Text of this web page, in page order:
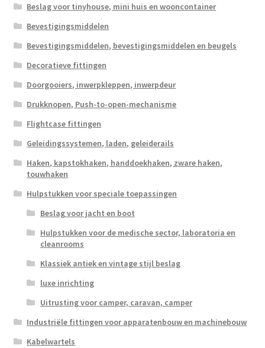
Beslag voor tinyhouse, mini huis en wooncontainer
Bevestigingsmiddelen
Bevestigingsmiddelen, bevestigingsmiddelen en beugels
Decoratieve fittingen
Doorgooiers, inwerpkleppen, inwerpdeur
Drukknopen, Push-to-open-mechanisme
Flightcase fittingen
Geleidingssystemen, laden, geleiderails
Haken, kapstokhaken, handdoekhaken, zware haken,
touwhaken
Hulpstukken voor speciale toepassingen
Beslag voor jacht en boot
Hulpstukken voor de medische sector, laboratoria en
cleanrooms
Klassiek antiek en vintage stijl beslag
luxe inrichting
Uitrusting voor camper, caravan, camper
Industriële fittingen voor apparatenbouw en machinebouw
Kabelwartels